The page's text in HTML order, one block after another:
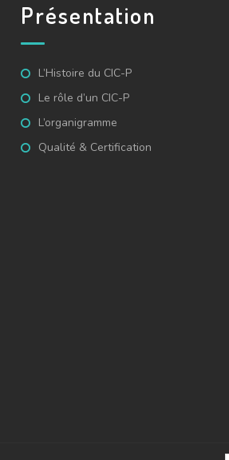
Présentation
L’Histoire du CIC-P
Le rôle d’un CIC-P
L’organigramme
Qualité & Certification